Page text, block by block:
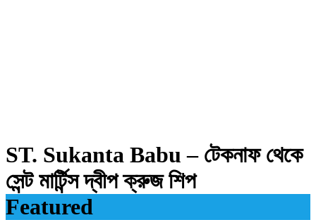
ST. Sukanta Babu – টেকনাফ থেকে
সেন্ট মার্টিন্স দ্বীপ ক্রুজ শিপ
Featured